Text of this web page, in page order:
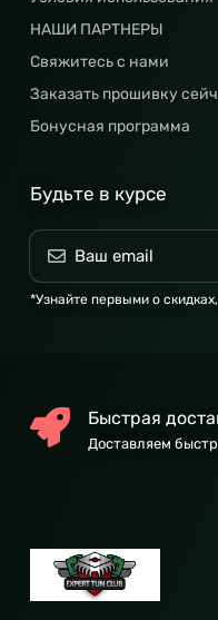
НАШИ ПАРТНЕРЫ
Свяжитесь с нами
Заказать прошивку
Бонусная программа
Будьте в курсе
*Узнайте первыми о
Быстрая
Доставляем